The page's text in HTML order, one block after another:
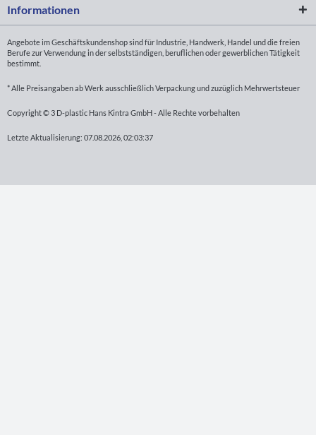
Informationen
Angebote im Geschäftskundenshop sind für Industrie, Handwerk, Handel und die freien
Berufe zur Verwendung in der selbstständigen, beruflichen oder gewerblichen Tätigkeit
bestimmt.
* Alle Preisangaben ab Werk ausschließlich Verpackung und zuzüglich Mehrwertsteuer
Copyright © 3 D-plastic Hans Kintra GmbH - Alle Rechte vorbehalten
Letzte Aktualisierung: 07.08.2026, 02:03:37